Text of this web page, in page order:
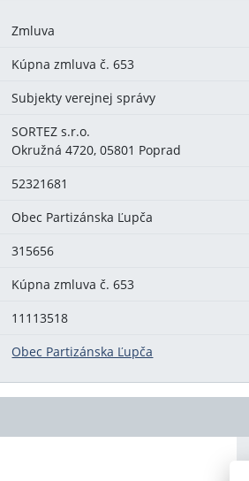
Zmluva
Kúpna zmluva č. 653
Subjekty verejnej správy
SORTEZ s.r.o.
Okružná 4720, 05801 Poprad
52321681
Obec Partizánska Ľupča
315656
Kúpna zmluva č. 653
11113518
Obec Partizánska Ľupča